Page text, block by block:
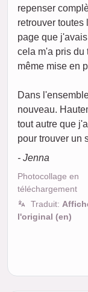
repenser
retrouver toutes
page que
cela m'a pris du
même mise en
Dans
nouveau.
tout autre que
pour trouver un
- Jenna
Photocollage en
téléchargement
Traduit:
l'original (en)